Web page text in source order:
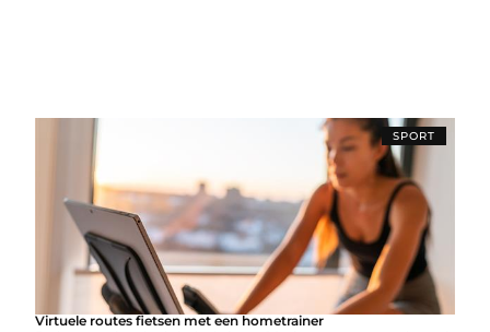
SPORT
Virtuele routes fietsen met een hometrainer